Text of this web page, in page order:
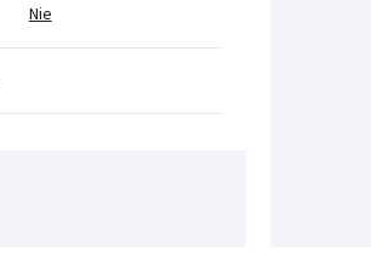
Nie